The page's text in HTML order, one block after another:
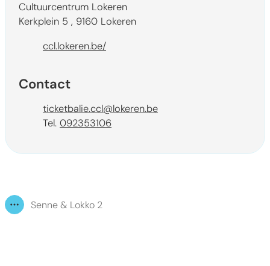
Cultuurcentrum Lokeren
Kerkplein 5 , 9160 Lokeren
Websiteccl.lokeren.be/
Contact
E-mailticketbalie.ccl@lokeren.be
092353106
Toon alle broodkruimel items
Senne & Lokko 2